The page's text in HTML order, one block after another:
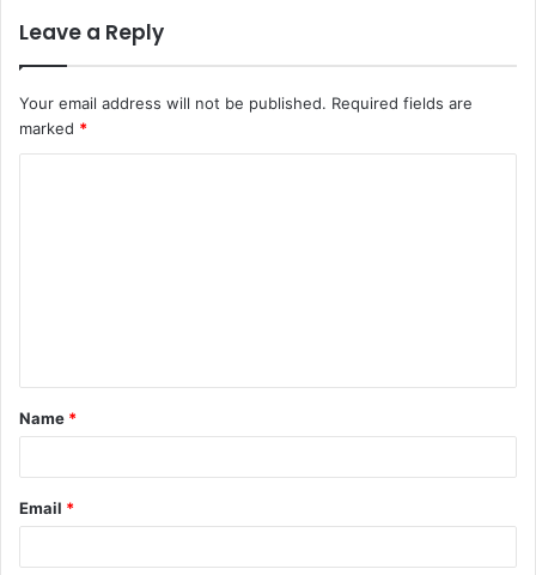
Leave a Reply
Your email address will not be published. Required fields are
marked *
Name *
Email *